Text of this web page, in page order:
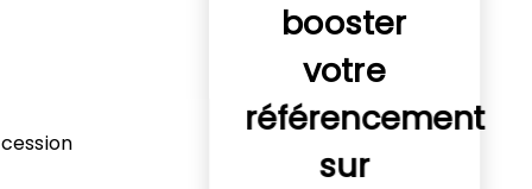
booster
votre
référencement
sur